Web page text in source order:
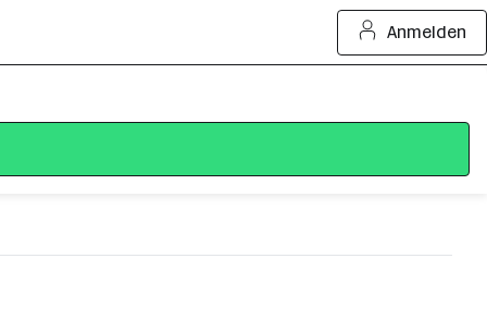
Anmelden